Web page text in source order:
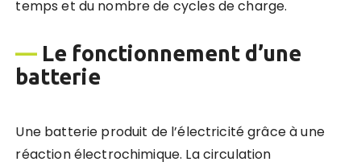
temps et du nombre de cycles de charge.
— Le fonctionnement d’une
batterie
Une batterie produit de l’électricité grâce à une
réaction électrochimique. La circulation